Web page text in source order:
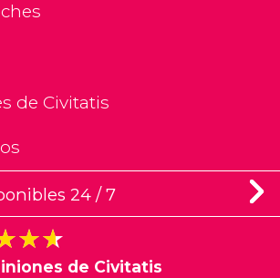
de Civitatis
24 / 7
de Civitatis